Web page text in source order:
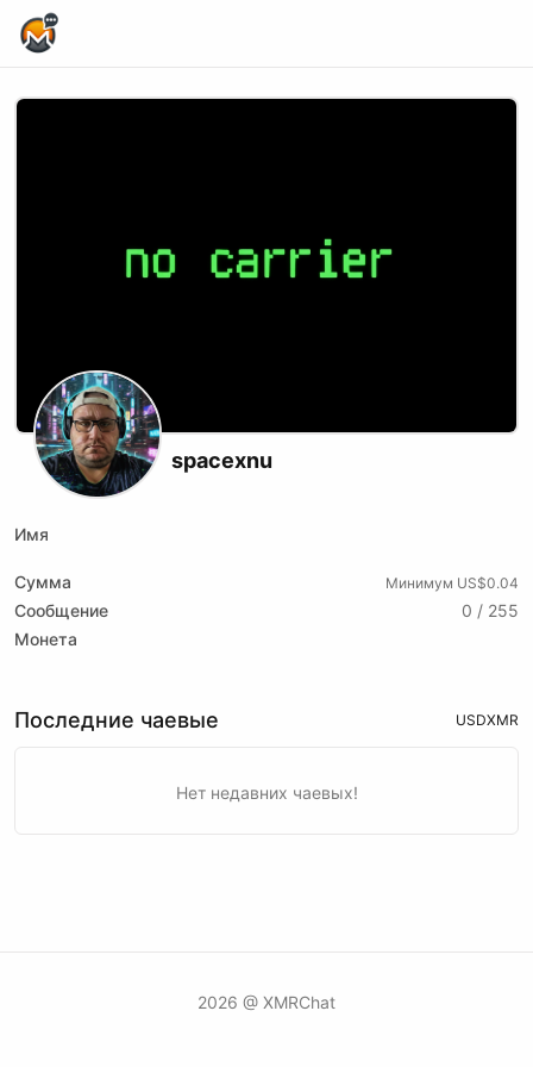
spacexnu
Имя
Сумма Минимум US$0.04
Сообщение
0 / 255
Монета
Последние чаевые USDXMR
Нет недавних чаевых!
2026 @ XMRChat